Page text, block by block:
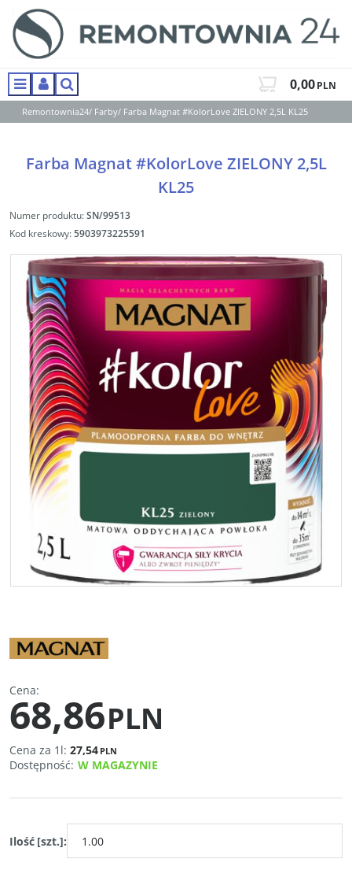
MenuPanelSzukaj 0,00PLN
Remontownia24/ Farby/ Farba Magnat #KolorLove ZIELONY 2,5L KL25
Farba Magnat #KolorLove ZIELONY 2,5L
KL25
Numer produktu:SN/99513
Kod kreskowy:5903973225591
Cena:
68,86PLN
Cena za 1l: 27,54 PLN
Dostępność: W MAGAZYNIE
Ilość [szt.]: